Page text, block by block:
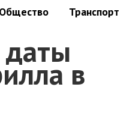
Общество Транспорт
даты
в